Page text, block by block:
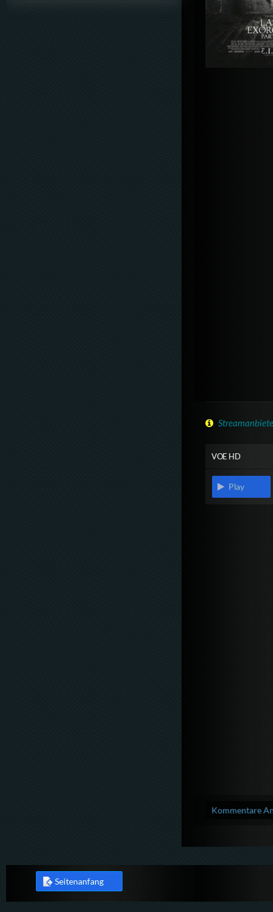
VOE HD
Play
Kommentare
Seitenanfang